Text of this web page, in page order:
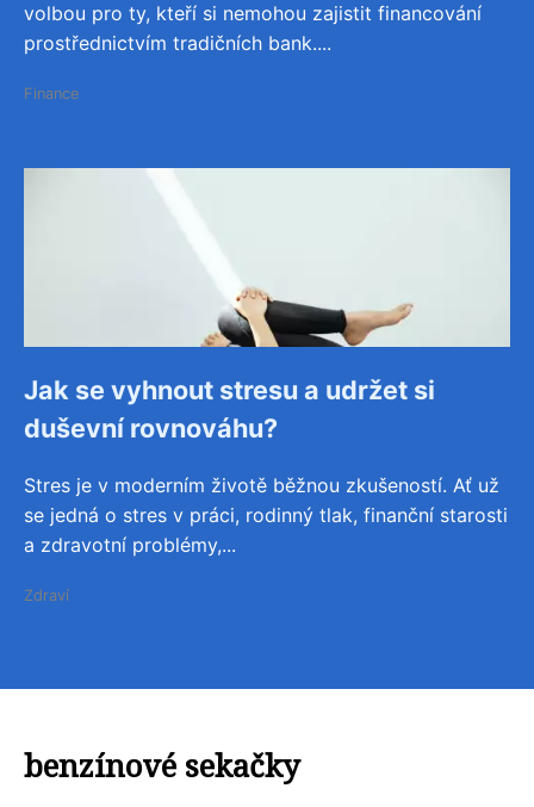
volbou pro ty, kteří si nemohou zajistit financování
prostřednictvím tradičních bank....
Finance
Jak se vyhnout stresu a udržet si
duševní rovnováhu?
Stres je v moderním životě běžnou zkušeností. Ať už
se jedná o stres v práci, rodinný tlak, finanční starosti
a zdravotní problémy,...
Zdraví
benzínové sekačky